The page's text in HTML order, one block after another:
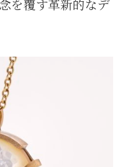
を覆す革新的なデ